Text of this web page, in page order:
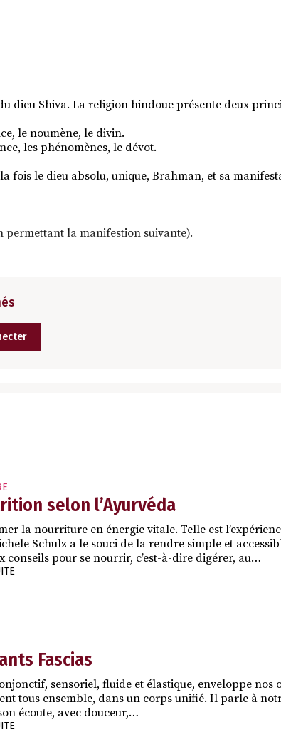
dieu Shiva. La religion hindoue présente deux
le noumène, le divin.
les phénomènes, le dévot.
fois le dieu absolu, unique, Brahman, et sa
permettant la manifestion suivante).
selon l’Ayurvéda
la nourriture en énergie vitale. Telle est
Schulz a le souci de la rendre simple et
conseils pour se nourrir, c’est-à-dire digérer, au…
Fascias
sensoriel, fluide et élastique, enveloppe nos
tous ensemble, dans un corps unifié. Il parle à
écoute, avec douceur,…